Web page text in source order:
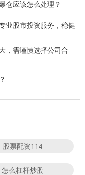
仓应该怎么处理？
业股市投资服务，稳健
，需谨慎选择公司合
股票配资114
怎么杠杆炒股